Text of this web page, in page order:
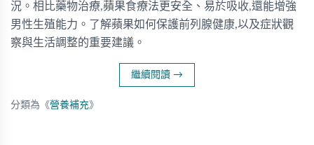
況。相比藥物治療,蘋果食療法更安全、易於吸收,還能增強
男性生殖能力。了解蘋果如何保護前列腺健康,以及症狀觀
察與生活調整的重要建議。
繼續閱讀 →
分類為《營養補充》